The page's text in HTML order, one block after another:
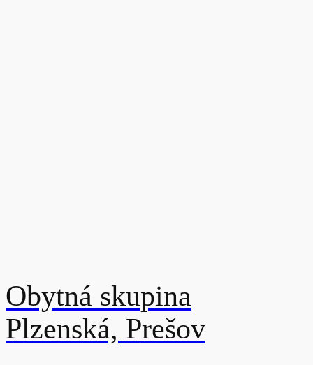
Obytná skupina
Plzenská, Prešov